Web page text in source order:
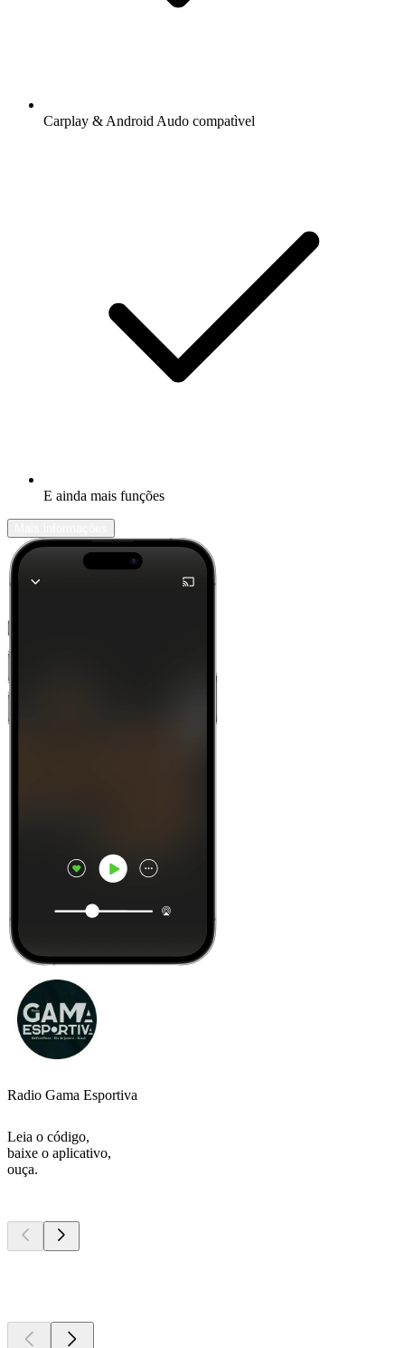
Carplay & Android Audo compatìvel
E ainda mais funções
Radio Gama Esportiva
Leia o código,
baixe o aplicativo,
ouça.